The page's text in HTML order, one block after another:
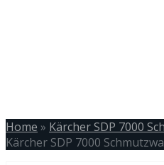
Home » Kärcher SDP 7000
Kärcher SDP 7000